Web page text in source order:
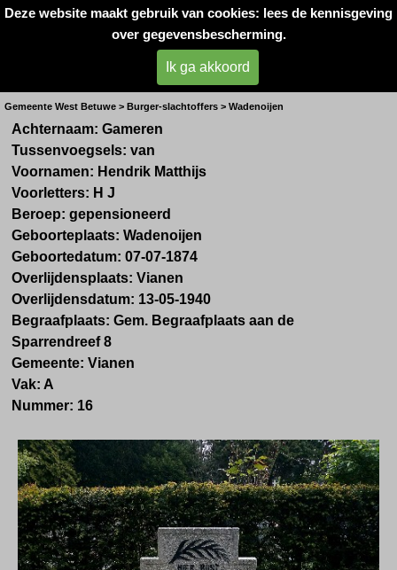
Deze website maakt gebruik van cookies: lees de kennisgeving
over gegevensbescherming.
Ik ga akkoord
Oorlogsslachtoffers
West- Betuwe
Dhr. H.M. van Gameren
Gemeente West Betuwe > Burger-slachtoffers > Wadenoijen
Achternaam: Gameren
Tussenvoegsels: van
Voornamen: Hendrik Matthijs
Voorletters: H J
Beroep: gepensioneerd
Geboorteplaats: Wadenoijen
Geboortedatum: 07-07-1874
Overlijdensplaats: Vianen
Overlijdensdatum: 13-05-1940
Begraafplaats: Gem. Begraafplaats aan de
Sparrendreef 8
Gemeente: Vianen
Vak: A
Nummer: 16